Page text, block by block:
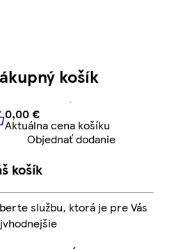
košík
0,00 € Aktuálna cena košíku
0,00 €
Aktuálna cena košíku
Objednať dodanie
košík
službu, ktorá je pre Vás